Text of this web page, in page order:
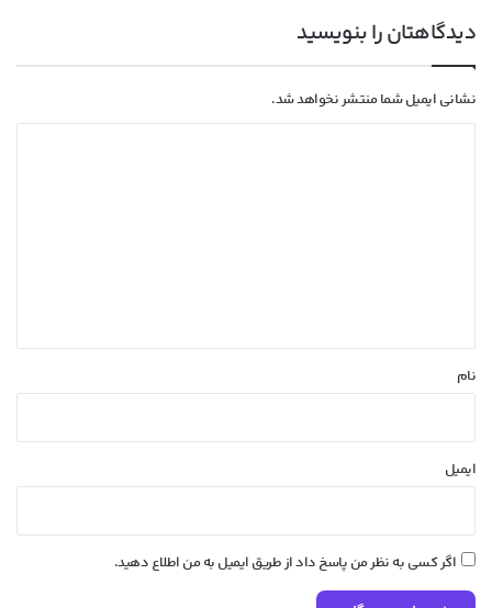
دیدگاهتان را بنویسید
نشانی ایمیل شما منتشر نخواهد شد.
نام
ایمیل
اگر کسی به نظر من پاسخ داد از طریق ایمیل به من اطلاع دهید.